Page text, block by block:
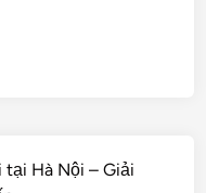
Hà Nội – Giải